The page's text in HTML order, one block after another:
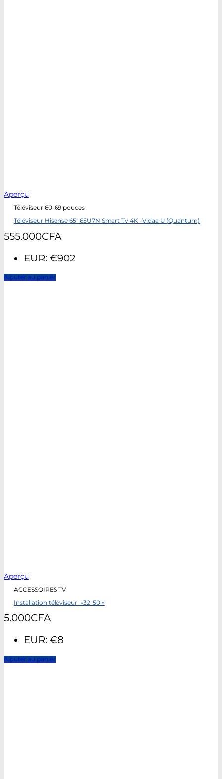
Aperçu
Téléviseur 60-69 pouces
Téléviseur Hisense 65″ 65U7N Smart Tv 4K -Vidaa U (Quantum)
555.000CFA
EUR: €902
Ajouter au panier
Aperçu
ACCESSOIRES TV
Installation téléviseur »32-50 »
5.000CFA
EUR: €8
Ajouter au panier